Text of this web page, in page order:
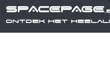
SPACEPAGE
Ontdek het heelal!